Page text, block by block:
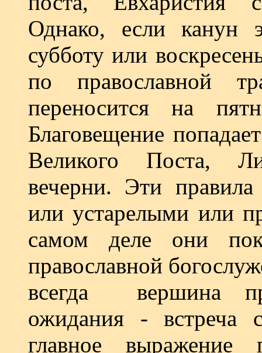
Однако, если канун
субботу или
по православной
переносится на
Благовещение
Великого Поста,
вечерни. Эти
или устарелыми или
самом деле они
православной
всегда вершина
ожидания -
главное выражение